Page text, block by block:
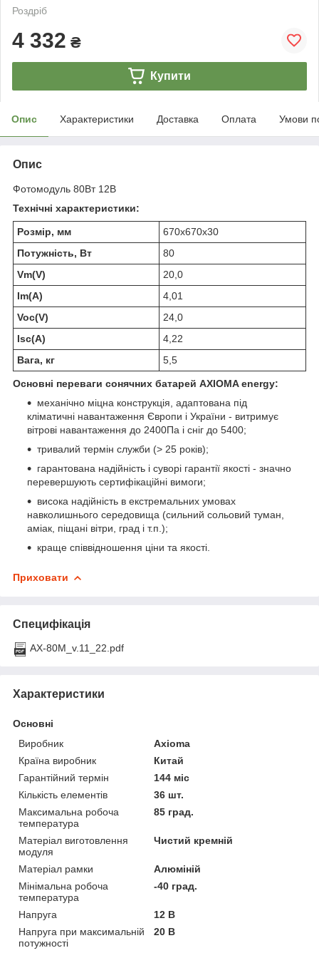
Роздріб
4 332 ₴
Купити
Опис Характеристики Доставка Оплата Умови
Опис
Фотомодуль 80Вт 12В
Технічні характеристики:
Розмiр, мм
670х670х30
Потужнiсть, Вт
80
Vm(V)
20,0
Im(A)
4,01
Voc(V)
24,0
Isc(A)
4,22
Вага, кг 5,5
Основні переваги сонячних батарей AXIOMA energy:
механічно міцна конструкція, адаптована під
кліматичні навантаження Європи і України - витримує
вітрові навантаження до 2400Па і сніг до 5400;
тривалий термін служби (> 25 років);
гарантована надійність і суворі гарантії якості - значно
перевершують сертифікаційні вимоги;
висока надійність в екстремальних умовах
навколишнього середовища (сильний сольовий туман,
аміак, піщані вітри, град і т.п.);
краще співвідношення ціни та якості.
Приховати
Специфікація
AX-80M_v.11_22.pdf
Характеристики
Основні
Виробник
Axioma
Країна виробник
Китай
Гарантійний термін
144 міс
Кількість елементів
36 шт.
Максимальна робоча
температура
85 град.
Матеріал виготовлення
модуля
Чистий кремній
Матеріал рамки
Алюміній
Мінімальна робоча
температура
-40 град.
Напруга
12 В
Напруга при максимальній
потужності
20 В